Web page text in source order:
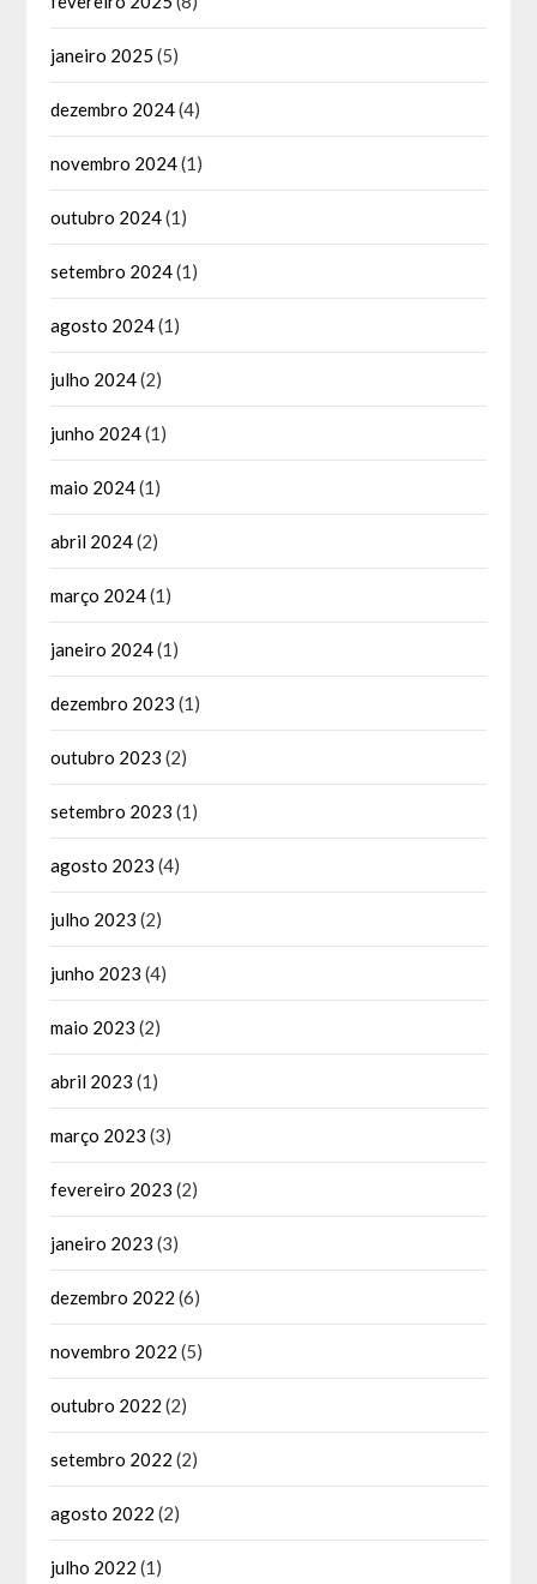
janeiro 2025 (5)
dezembro 2024(4)
novembro 2024(1)
outubro 2024(1)
setembro 2024(1)
agosto 2024(1)
julho 2024(2)
junho 2024(1)
maio 2024(1)
abril 2024(2)
março 2024(1)
janeiro 2024(1)
dezembro 2023 (1)
outubro 2023 (2)
setembro 2023 (1)
agosto 2023 (4)
julho 2023 (2)
junho 2023 (4)
maio 2023 (2)
abril 2023 (1)
março 2023 (3)
fevereiro 2023 (2)
janeiro 2023 (3)
dezembro 2022 (6)
novembro 2022 (5)
outubro 2022 (2)
setembro 2022 (2)
agosto 2022 (2)
julho 2022 (1)